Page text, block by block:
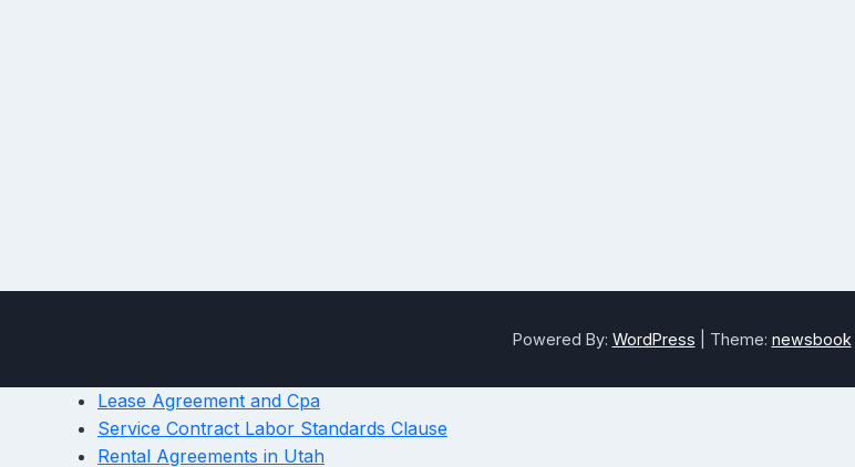
Powered By: WordPress Theme: newsbook
Lease Agreement and Cpa
Service Contract Labor Standards Clause
Rental Agreements in Utah